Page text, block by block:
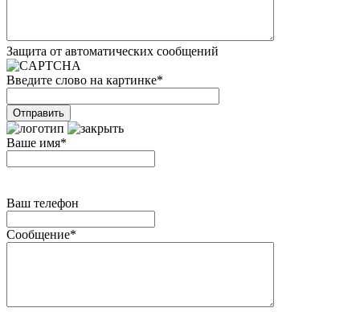
Защита от автоматических сообщений
Введите слово на картинке*
Ваше имя*
Ваш телефон
Сообщение*